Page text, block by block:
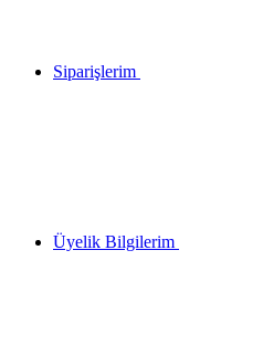
Siparişlerim
Üyelik Bilgilerim